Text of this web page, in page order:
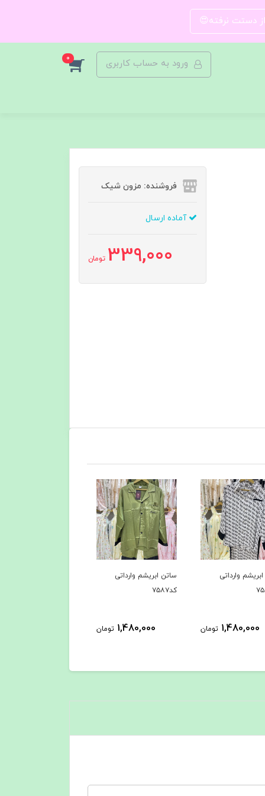
از دستت نرفته😍
ورود به حساب کاربری 0
فروشنده: مزون شیک
آماده ارسال
339,000 تومان
وارداتی
1,480,000 تومان
ساتن ابریشم وارداتی
کد۷۵۸۶
1,480,000 تومان